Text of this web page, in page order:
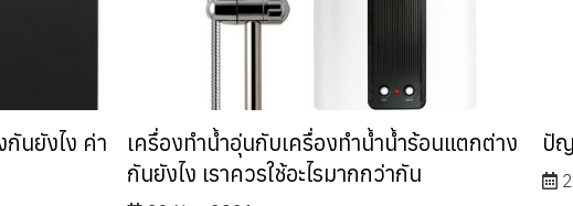
นยังไง ค่า
เครื่องทำน้ำอุ่นกับเครื่องทำน้ำน้ำร้อนแตกต่าง
กันยังไง เราควรใช้อะไรมากกว่ากัน
ปั